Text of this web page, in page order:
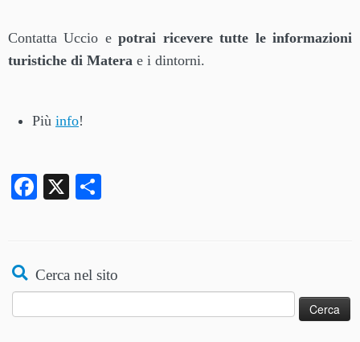
Contatta Uccio epotrai ricevere tutte le informazioni
turistiche di Matera e i dintorni.
Più info!
Facebook
X
Cerca nel sito
per: